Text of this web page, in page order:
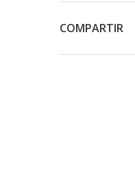
COMPARTIR